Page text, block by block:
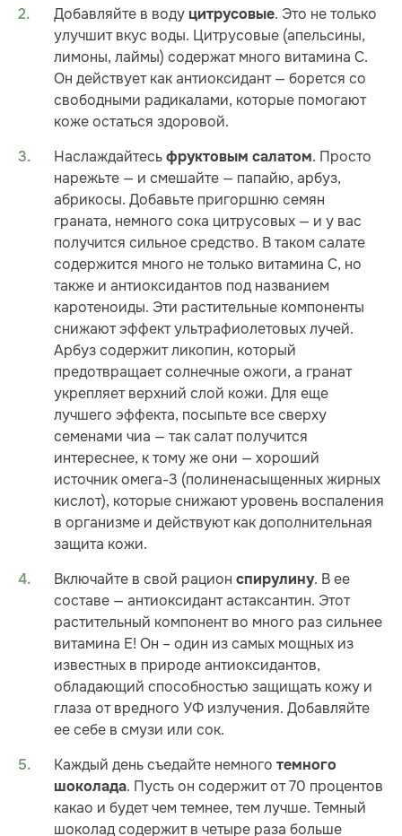
Добавляйте в воду цитрусовые. Это не только
улучшит вкус воды. Цитрусовые (апельсины,
лимоны, лаймы) содержат много витамина С.
Он действует как антиоксидант — борется со
свободными радикалами, которые помогают
коже остаться здоровой.
Наслаждайтесь фруктовым салатом. Просто
нарежьте — и смешайте — папайю, арбуз,
абрикосы. Добавьте пригоршню семян
граната, немного сока цитрусовых — и у вас
получится сильное средство. В таком салате
содержится много не только витамина С, но
также и антиоксидантов под названием
каротеноиды. Эти растительные компоненты
снижают эффект ультрафиолетовых лучей.
Арбуз содержит ликопин, который
предотвращает солнечные ожоги, а гранат
укрепляет верхний слой кожи. Для еще
лучшего эффекта, посыпьте все сверху
семенами чиа — так салат получится
интереснее, к тому же они — хороший
источник омега-3 (полиненасыщенных жирных
кислот), которые снижают уровень воспаления
в организме и действуют как дополнительная
защита кожи.
Включайте в свой рацион спирулину. В ее
составе — антиоксидант астаксантин. Этот
растительный компонент во много раз сильнее
витамина Е! Он – один из самых мощных из
известных в природе антиоксидантов,
обладающий способностью защищать кожу и
глаза от вредного УФ излучения. Добавляйте
ее себе в смузи или сок.
Каждый день съедайте немного темного
шоколада. Пусть он содержит от 70 процентов
какао и будет чем темнее, тем лучше. Темный
шоколад содержит в четыре раза больше